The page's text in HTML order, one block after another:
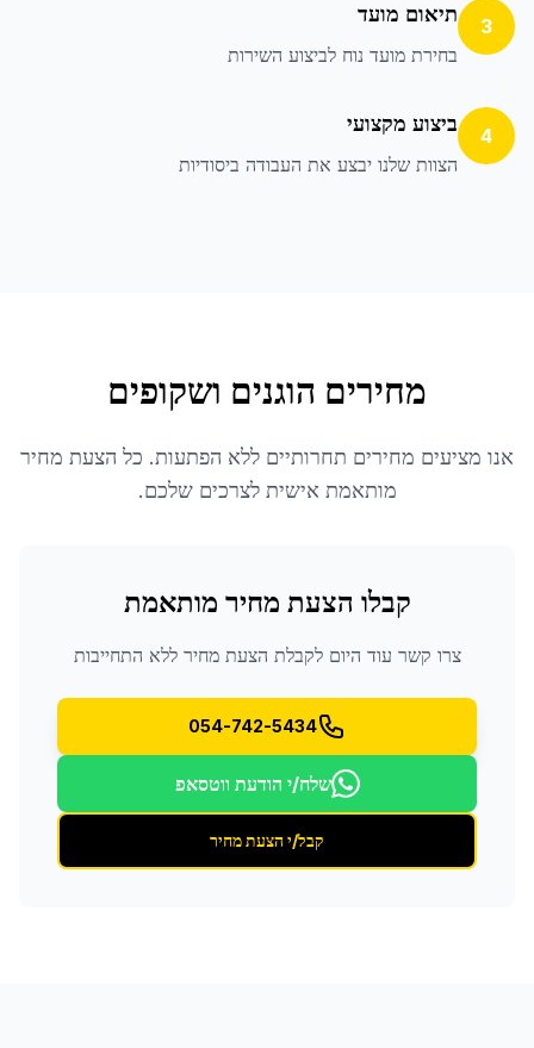
3 תיאום מועד
בחירת מועד נוח לביצוע השירות
4 ביצוע מקצועי
הצוות שלנו יבצע את העבודה ביסודיות
מחירים הוגנים ושקופים
אנו מציעים מחירים תחרותיים ללא הפתעות. כל הצעת מחיר
מותאמת אישית לצרכים שלכם.
קבלו הצעת מחיר מותאמת
צרו קשר עוד היום לקבלת הצעת מחיר ללא התחייבות
054-742-5434
שלח/י הודעת ווטסאפ
קבל/י הצעת מחיר